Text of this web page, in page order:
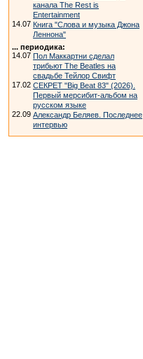
канала The Rest is
Entertainment
14.07 Книга "Слова и музыка Джона
Леннона"
... периодика:
14.07 Пол Маккартни сделал
трибьют The Beatles на
свадьбе Тейлор Свифт
17.02 СЕКРЕТ "Big Beat 83" (2026).
Первый мерсибит-альбом на
русском языке
22.09 Александр Беляев. Последнее
интервью